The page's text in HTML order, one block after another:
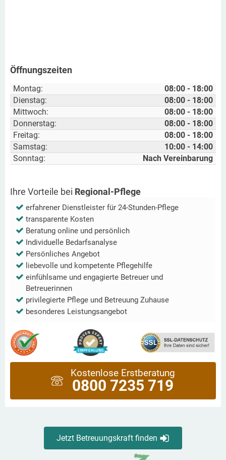
Öffnungszeiten
Montag:
08:00 - 18:00
Dienstag:
08:00 - 18:00
Mittwoch:
08:00 - 18:00
Donnerstag:
08:00 - 18:00
Freitag:
08:00 - 18:00
Samstag:
10:00 - 14:00
Sonntag:
Nach Vereinbarung
Ihre Vorteile bei Regional-Pflege
erfahrener Dienstleister für 24-Stunden-Pflege
transparente Kosten
Beratung online und persönlich
Individuelle Bedarfsanalyse
Persönliches Angebot
liebevolle und kompetente Pflegehilfe
einfühlsame und engagierte Betreuer und
Betreuerinnen
privilegierte Pflege und Betreuung Zuhause
besonderes Leistungsangebot
Kostenlose Erstberatung
0800 7235 719
Jetzt Betreuungskraft finden